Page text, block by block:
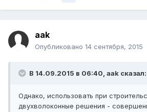
aak
Опубликовано 14 сентября, 2015
В 14.09.2015 в 06:40, aak сказал:
Однако, использовать при
двухволоконные решения -